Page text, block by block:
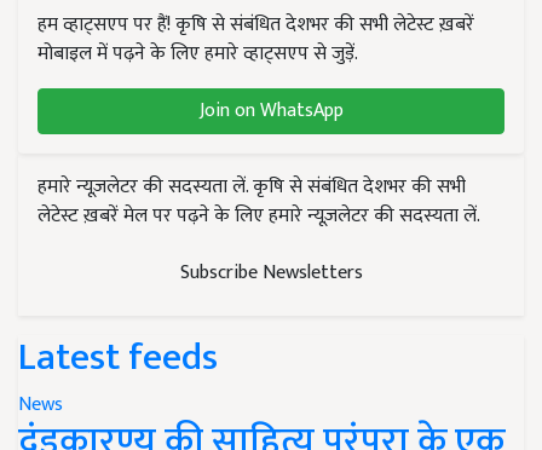
हम व्हाट्सएप पर हैं! कृषि से संबंधित देशभर की सभी लेटेस्ट ख़बरें
मोबाइल में पढ़ने के लिए हमारे व्हाट्सएप से जुड़ें.
Join on WhatsApp
हमारे न्यूज़लेटर की सदस्यता लें. कृषि से संबंधित देशभर की सभी
लेटेस्ट ख़बरें मेल पर पढ़ने के लिए हमारे न्यूज़लेटर की सदस्यता लें.
Subscribe Newsletters
Latest feeds
News